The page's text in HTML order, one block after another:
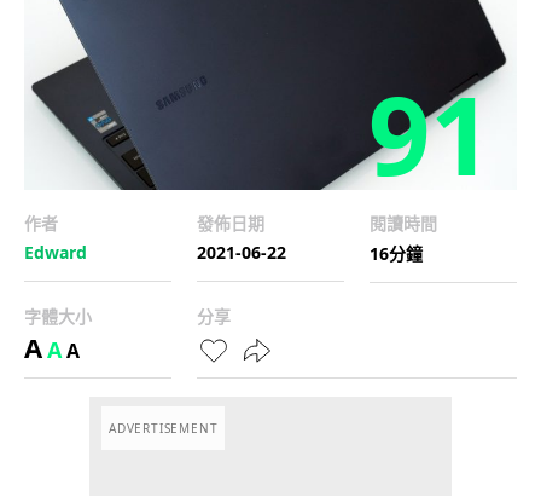
91
作者
Edward
發佈日期
2021-06-22
閱讀時間
16分鐘
字體大小
AAA
分享
ADVERTISEMENT